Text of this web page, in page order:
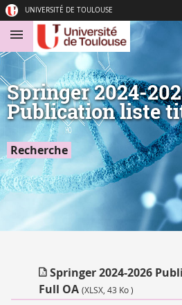
au
UNIVERSITÉ DE TOULOUSE
Springer 2024-
Publication liste
Recherche
ACCUEIL
APPUI À LA
DIFFUSER
VOTRE
PRODUCTION
Springer 2024-2026
Full OA (XLSX, 43 Ko )